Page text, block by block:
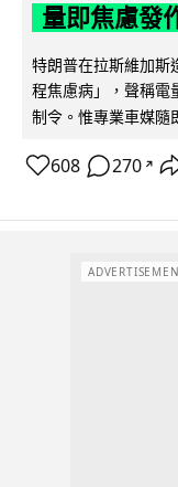
量即焦慮發
特朗普在拉斯維加斯
程焦慮病」，聲稱電
制令。惟專業車媒隨
608 270 ↗